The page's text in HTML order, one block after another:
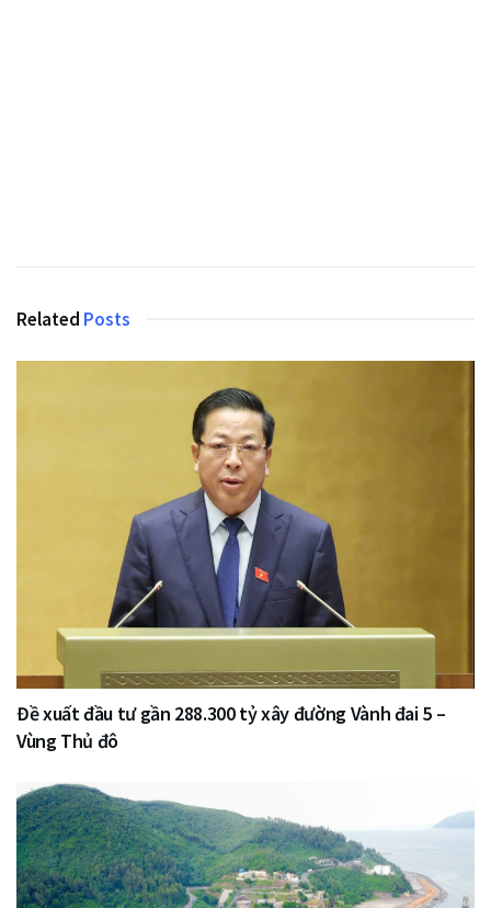
Related Posts
Đề xuất đầu tư gần 288.300 tỷ xây đường Vành đai 5 –
Vùng Thủ đô